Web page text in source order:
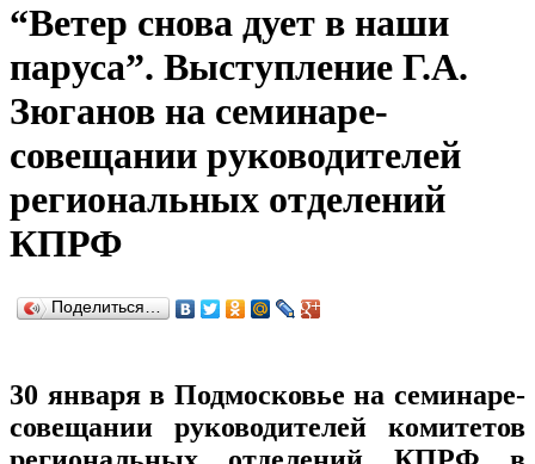
“Ветер снова дует в наши
паруса”. Выступление Г.А.
Зюганов на семинаре-
совещании руководителей
региональных отделений
КПРФ
Поделиться…
30 января в Подмосковье на семинаре-
совещании руководителей комитетов